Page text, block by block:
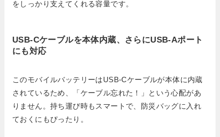
をしっかり支えてくれる容量です。
USB-Cケーブルを本体内蔵、さらにUSB-Aポート
にも対応
このモバイルバッテリーはUSB-Cケーブルが本体に内蔵
されているため、「ケーブル忘れた！」という心配があ
りません。持ち運び時もスマートで、防災バッグに入れ
ておくにもぴったり。